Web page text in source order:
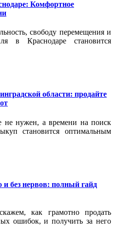
Комфортное
свободу перемещения и
в Краснодаре становится
области: продайте
не нужен, а времени на поиск
становится оптимальным
без нервов: полный гайд
как грамотно продать
ошибок, и получить за него